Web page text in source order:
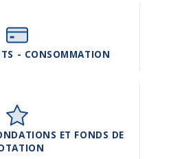
- CONSOMMATION
ET FONDS DE